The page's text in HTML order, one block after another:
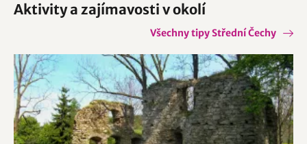
Aktivity a zajímavosti v okolí
Všechny tipy Střední Čechy